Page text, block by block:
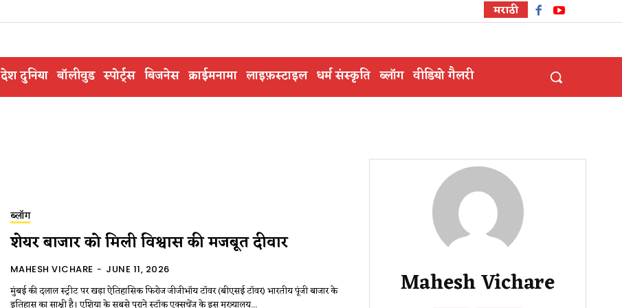
मराठी
देश दुनिया बॉलीवुड स्पोर्ट्स बिजनेस क्राईमनामा लाइफ़स्टाइल धर्म संस्कृति ब्लॉग वीडियो गैलरी
ब्लॉग
शेयर बाजार को मिली विश्वास की मजबूत दीवार
MAHESH VICHARE - JUNE 11, 2026
मुंबई की दलाल स्ट्रीट पर खड़ा ऐतिहासिक फिरोज जीजीभॉय टॉवर (बीएसई टॉवर) भारतीय पूंजी बाजार के
Mahesh Vichare